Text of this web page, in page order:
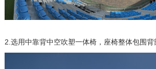
2.选用中靠背中空吹塑一体椅，座椅整体包围背